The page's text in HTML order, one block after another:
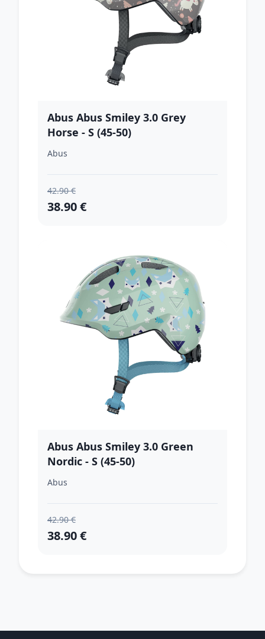
Abus Abus Smiley 3.0 Grey
Horse - S (45-50)
Abus
42.90 €
38.90 €
Abus Abus Smiley 3.0 Green
Nordic - S (45-50)
Abus
42.90 €
38.90 €